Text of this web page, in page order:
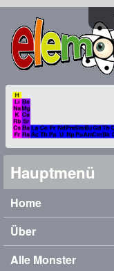
Hauptmenü
Home
Über
Alle Monster